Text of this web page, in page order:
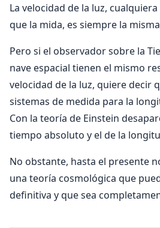
La velocidad de la luz,
que la mida, es siempre la
Pero si el observador sobre la
nave espacial tienen el mismo
velocidad de la luz, quiere decir
sistemas de medida para la
Con la teoría de Einstein
tiempo absoluto y el de la
No obstante, hasta el presente
una teoría cosmológica que
definitiva y que sea